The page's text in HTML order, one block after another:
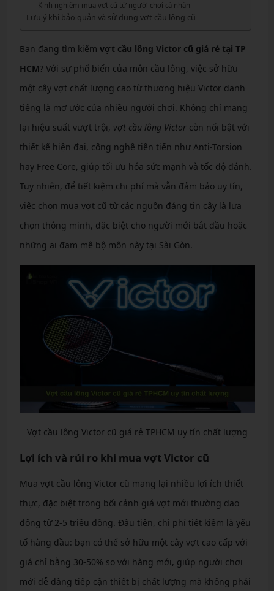
Kinh nghiệm mua vợt cũ từ người chơi cá nhân
Lưu ý khi bảo quản và sử dụng vợt cầu lông cũ
Bạn đang tìm kiếm vợt cầu lông Victor cũ giá rẻ tại TP
HCM? Với sự phổ biến của môn cầu lông, việc sở hữu
một cây vợt chất lượng cao từ thương hiệu Victor danh
tiếng là mơ ước của nhiều người chơi. Không chỉ mang
lại hiệu suất vượt trội, vợt cầu lông Victorcòn nổi bật với
thiết kế hiện đại, công nghệ tiên tiến như Anti-Torsion
hay Free Core, giúp tối ưu hóa sức mạnh và tốc độ đánh.
Tuy nhiên, để tiết kiệm chi phí mà vẫn đảm bảo uy tín,
việc chọn mua vợt cũ từ các nguồn đáng tin cậy là lựa
chọn thông minh, đặc biệt cho người mới bắt đầu hoặc
những ai đam mê bộ môn này tại Sài Gòn.
Vợt cầu lông Victor cũ giá rẻ TPHCM uy tín chất lượng
Lợi ích và rủi ro khi mua vợt Victor cũ
Mua vợt cầu lông Victor cũ mang lại nhiều lợi ích thiết
thực, đặc biệt trong bối cảnh giá vợt mới thường dao
động từ 2-5 triệu đồng. Đầu tiên, chi phí tiết kiệm là yếu
tố hàng đầu: bạn có thể sở hữu một cây vợt cao cấp với
giá chỉ bằng 30-50% so với hàng mới, giúp người chơi
mới dễ dàng tiếp cận thiết bị chất lượng mà không phải